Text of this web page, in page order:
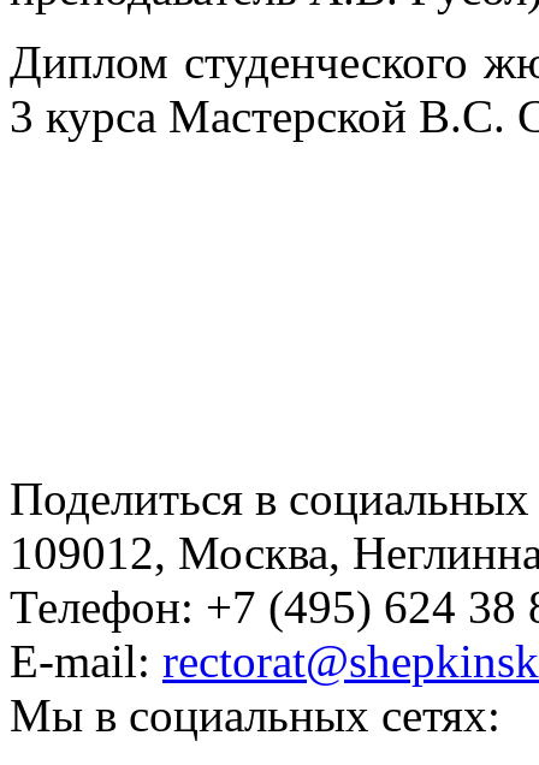
Диплом студенческого
3 курса Мастерской В.С.
Поделиться в социальных
109012, Москва,
Телефон: +7 (495) 624 38
E-mail:
Мы в социальных сетях: